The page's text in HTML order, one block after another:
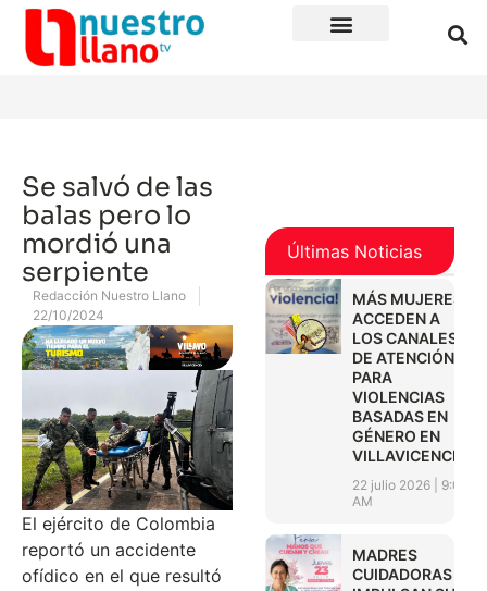
Se salvó de las
balas pero lo
mordió una
serpiente
Redacción Nuestro Llano
22/10/2024
El ejército de Colombia
reportó un accidente
ofídico en el que resultó
Últimas Noticias
MÁS MUJERES
ACCEDEN A
LOS CANALES
DE ATENCIÓN
PARA
VIOLENCIAS
BASADAS EN
GÉNERO EN
VILLAVICENCIO
22 julio 2026
9:01
AM
MADRES
CUIDADORAS